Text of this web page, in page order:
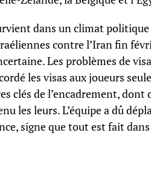
dans un climat
contre l’Iran fin
Les problèmes de
les visas aux joueurs
clés de l’encadrement,
les leurs. L’équipe a dû
signe que tout est fait